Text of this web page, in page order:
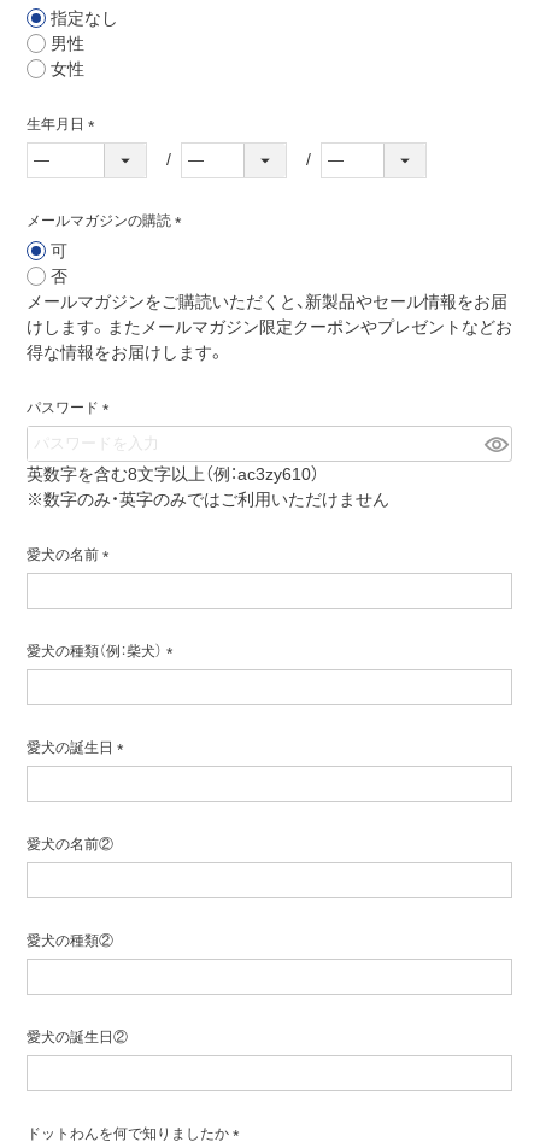
指定なし
男性
女性
生年月日
メールマガジンの購読
可
否
メールマガジンをご購読いただくと、新製品やセール情報をお届
けします。またメールマガジン限定クーポンやプレゼントなどお
得な情報をお届けします。
パスワード
英数字を含む8文字以上（例：ac3zy610）
※数字のみ・英字のみではご利用いただけません
愛犬の名前
愛犬の種類（例：柴犬）
愛犬の誕生日
愛犬の名前②
愛犬の種類②
愛犬の誕生日②
ドットわんを何で知りましたか